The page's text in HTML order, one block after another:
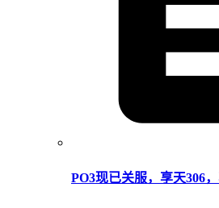
PO3现已关服，享天306